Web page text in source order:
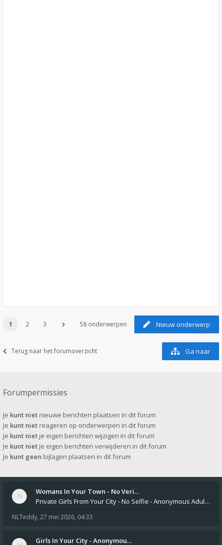
Nieuw onderwerp
1 2 3 58 onderwerpen
Terug naar het forumoverzicht Ga naar
Forumpermissies
Je kunt niet nieuwe berichten plaatsen in dit forum
Je kunt niet reageren op onderwerpen in dit forum
Je kunt niet je eigen berichten wijzigen in dit forum
Je kunt niet je eigen berichten verwijderen in dit forum
Je kunt geen bijlagen plaatsen in dit forum
Womans In Your Town - No Veri…
Private Girls From Your City - No Selfie - Anonymous Adult Dating https://privatedates.live Private Girls In Your
NLTeddy, 27 mei 2026, 04:33
Girls In Your City - Anonymou…